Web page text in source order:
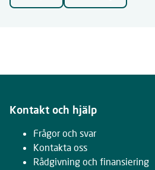
Kontakt och hjälp
Frågor och svar
Kontakta oss
Rådgivning och finansiering